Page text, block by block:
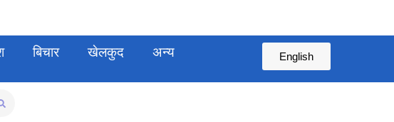
बिचार खेलकुद अन्य English